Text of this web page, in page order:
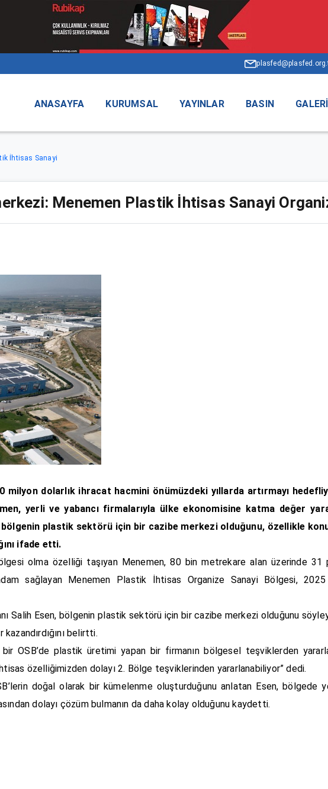
ANASAYFA KURUMSAL YAYINLAR BASIN GALERI
İhtisas Sanayi
Menemen Plastik İhtisas Sanayi
milyon dolarlık ihracat hacmini önümüzdeki yıllarda artırmayı
yerli ve yabancı firmalarıyla ülke ekonomisine katma değer
bölgenin plastik sektörü için bir cazibe merkezi olduğunu, özellikle
ifade etti.
olma özelliği taşıyan Menemen, 80 bin metrekare alan üzerinde 31
sağlayan Menemen Plastik İhtisas Organize Sanayi Bölgesi, 2025
Salih Esen, bölgenin plastik sektörü için bir cazibe merkezi olduğunu
belirtti.
OSB’de plastik üretimi yapan bir firmanın bölgesel teşviklerden
özelliğimizden dolayı 2. Bölge teşviklerinden yararlanabiliyor” dedi.
doğal olarak bir kümelenme oluşturduğunu anlatan Esen, bölgede
dolayı çözüm bulmanın da daha kolay olduğunu kaydetti.